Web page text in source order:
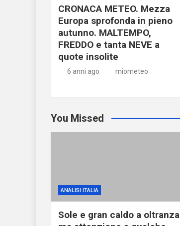
CRONACA METEO. Mezza
Europa sprofonda in pieno
autunno. MALTEMPO,
FREDDO e tanta NEVE a
quote insolite
6 anni ago miometeo
You Missed
ANALISI ITALIA
Sole e gran caldo a oltranza